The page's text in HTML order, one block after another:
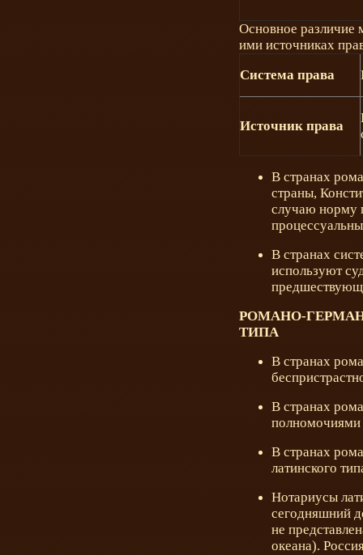
Основное различие
ими источниках
Система права
Источник права
В странах
страны,
случаю норму
В странах
используют
РОМАНО-
ТИПА
В странах
В странах
полномочиями
В странах
латинского
Нотариусы
сегодняшний
не
океана).